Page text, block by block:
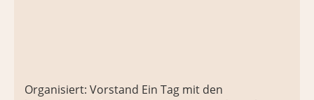
Organisiert: Vorstand Ein Tag mit den